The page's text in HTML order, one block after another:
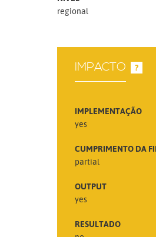
regional
IMPACTO ?
IMPLEMENTAÇÃO
yes
CUMPRIMENTO DA
partial
OUTPUT
yes
RESULTADO